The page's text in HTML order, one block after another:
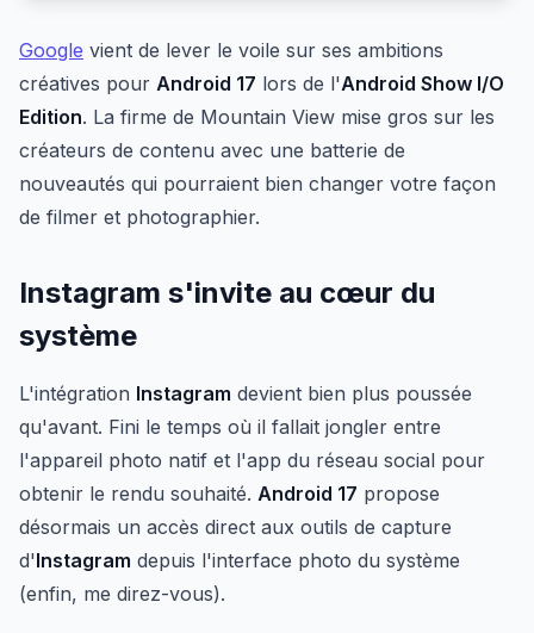
Google vient de lever le voile sur ses ambitions
créatives pour Android 17 lors de l'Android Show I/O
Edition. La firme de Mountain View mise gros sur les
créateurs de contenu avec une batterie de
nouveautés qui pourraient bien changer votre façon
de filmer et photographier.
Instagram s'invite au cœur du
système
L'intégration Instagram devient bien plus poussée
qu'avant. Fini le temps où il fallait jongler entre
l'appareil photo natif et l'app du réseau social pour
obtenir le rendu souhaité. Android 17 propose
désormais un accès direct aux outils de capture
d'Instagram depuis l'interface photo du système
(enfin, me direz-vous).